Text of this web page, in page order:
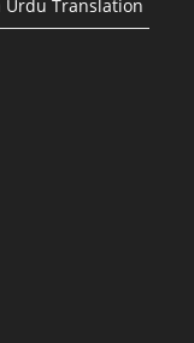
Urdu Translation